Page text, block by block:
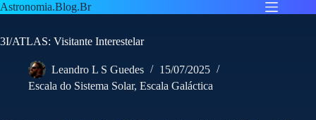
Pular
para
conteúdo
Astronomia.Blog.Br
3I/ATLAS: Visitante Interestelar
Leandro L S Guedes
15/07/2025
Escala do Sistema Solar, Escala Galáctica